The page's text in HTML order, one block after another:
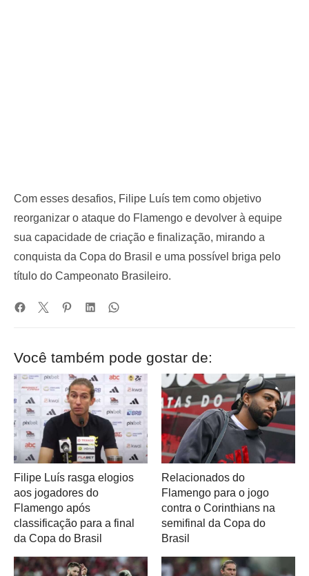
Com esses desafios, Filipe Luís tem como objetivo
reorganizar o ataque do Flamengo e devolver à equipe
sua capacidade de criação e finalização, mirando a
conquista da Copa do Brasil e uma possível briga pelo
título do Campeonato Brasileiro.
Você também pode gostar de:
Filipe Luís rasga elogios
aos jogadores do
Flamengo após
classificação para a final
da Copa do Brasil
Relacionados do
Flamengo para o jogo
contra o Corinthians na
semifinal da Copa do
Brasil